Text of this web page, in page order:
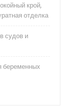
крой,
отделка
судов и
беременных